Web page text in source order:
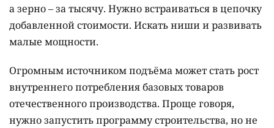
а зерно – за тысячу. Нужно встраиваться в цепочку
добавленной стоимости. Искать ниши и развивать
малые мощности.
Огромным источником подъёма может стать рост
внутреннего потребления базовых товаров
отечественного производства. Проще говоря,
нужно запустить программу строительства, но не